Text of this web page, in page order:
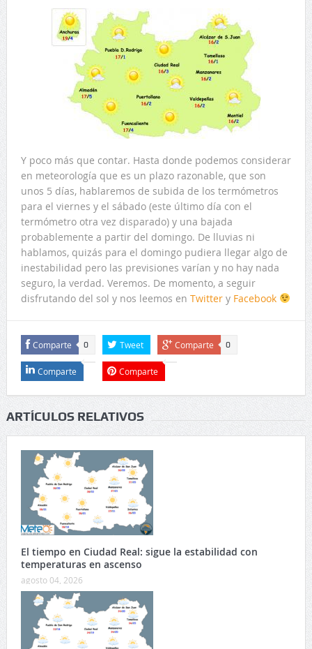
Y poco más que contar. Hasta donde podemos considerar
en meteorología que es un plazo razonable, que son
unos 5 días, hablaremos de subida de los termómetros
para el viernes y el sábado (este último día con el
termómetro otra vez disparado) y una bajada
probablemente a partir del domingo. De lluvias ni
hablamos, quizás para el domingo pudiera llegar algo de
inestabilidad pero las previsiones varían y no hay nada
seguro, la verdad. Veremos. De momento, a seguir
disfrutando del sol y nos leemos en Twittery Facebook
Comparte 0 Tweet Comparte 0
Comparte Comparte
ARTÍCULOS RELATIVOS
El tiempo en Ciudad Real: sigue la estabilidad con
temperaturas en ascenso
agosto 04, 2026